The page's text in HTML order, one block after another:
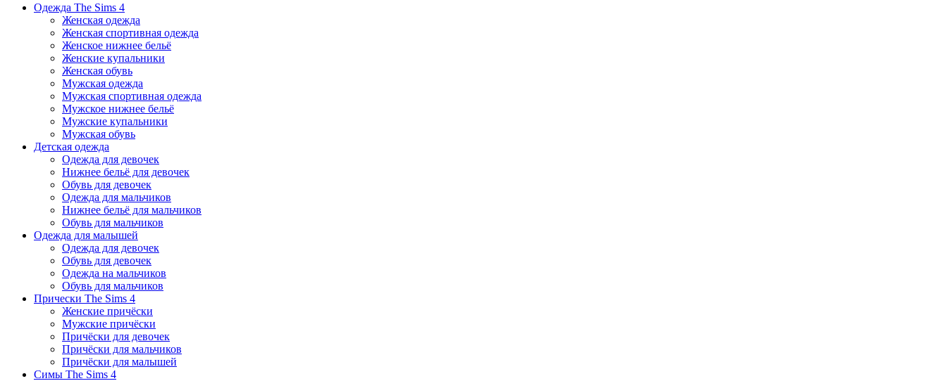
Одежда The Sims 4
Женская одежда
Женская спортивная одежда
Женское нижнее бельё
Женские купальники
Женская обувь
Мужская одежда
Мужская спортивная одежда
Мужское нижнее бельё
Мужские купальники
Мужская обувь
Детская одежда
Одежда для девочек
Нижнее бельё для девочек
Обувь для девочек
Одежда для мальчиков
Нижнее бельё для мальчиков
Обувь для мальчиков
Одежда для малышей
Одежда для девочек
Обувь для девочек
Одежда на мальчиков
Обувь для мальчиков
Прически The Sims 4
Женские причёски
Мужские причёски
Причёски для девочек
Причёски для мальчиков
Причёски для малышей
Симы The Sims 4